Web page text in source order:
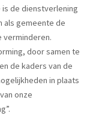
de dienstverlening
als gemeente de
verminderen.
door samen te
de kaders van de
in plaats
onze